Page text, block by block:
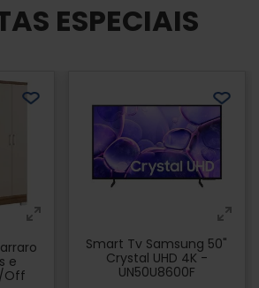
ESPECIAIS
e
Off
Smart Tv Samsung 50"
Crystal UHD 4K -
UN50U8600F